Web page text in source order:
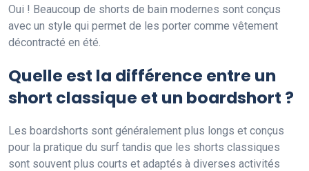
Oui ! Beaucoup de shorts de bain modernes sont conçus
avec un style qui permet de les porter comme vêtement
décontracté en été.
Quelle est la différence entre un
short classique et un boardshort ?
Les boardshorts sont généralement plus longs et conçus
pour la pratique du surf tandis que les shorts classiques
sont souvent plus courts et adaptés à diverses activités